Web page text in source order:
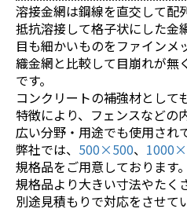
溶接金網は鋼線を直交して配
抵抗溶接して格子状にした金
目も細かいものをファインメ
織金網と比較して目崩れが無
です。
コンクリートの補強材として
特徴により、フェンスなどの
広い分野・用途でも使用され
弊社では、 500×500、
規格品をご用意しております。
規格品より大きい寸法やたく
別途見積もりで対応をさせて